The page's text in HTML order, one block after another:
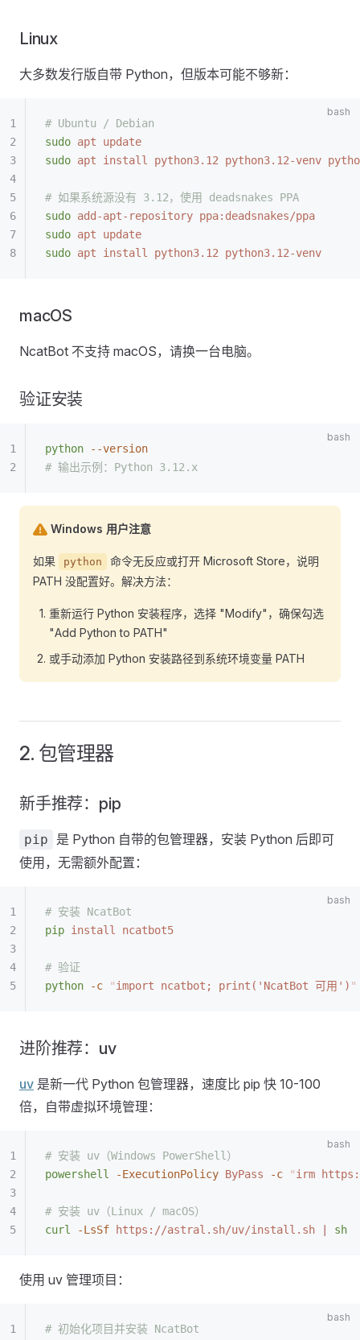
Linux
大多数发行版自带 Python，但版本可能不够新：
# Ubuntu / Debian
sudo apt update
sudo apt install python3.12 python3.12-venv
# 如果系统源没有 3.12，使用 deadsnakes PPA
sudo add-apt-repository ppa:deadsnakes/ppa
sudo apt update
sudo apt install python3.12 python3.12-venv
macOS
NcatBot 不支持 macOS，请换一台电脑。
验证安装
python --version
# 输出示例：Python 3.12.x
Windows 用户注意
如果 python
命令无反应或打开 Microsoft Store，说明
PATH 没配置好。解决方法：
重新运行 Python 安装程序，选择 "Modify"，确保勾选
"Add Python to PATH"
或手动添加 Python 安装路径到系统环境变量 PATH
2. 包管理器
新手推荐：pip
pip
是 Python 自带的包管理器，安装 Python 后即可
使用，无需额外配置：
# 安装 NcatBot
pip install ncatbot5
# 验证
python -c "import ncatbot; print('NcatBot 可用') "
进阶推荐：uv
uv 是新一代 Python 包管理器，速度比 pip 快 10-100
倍，自带虚拟环境管理：
# 安装 uv（Windows PowerShell）
powershell
-ExecutionPolicy ByPass -c "irm
# 安装 uv（Linux / macOS）
curl
-LsSf https://astral.sh/uv/install.sh sh
使用 uv 管理项目：
# 初始化项目并安装 NcatBot